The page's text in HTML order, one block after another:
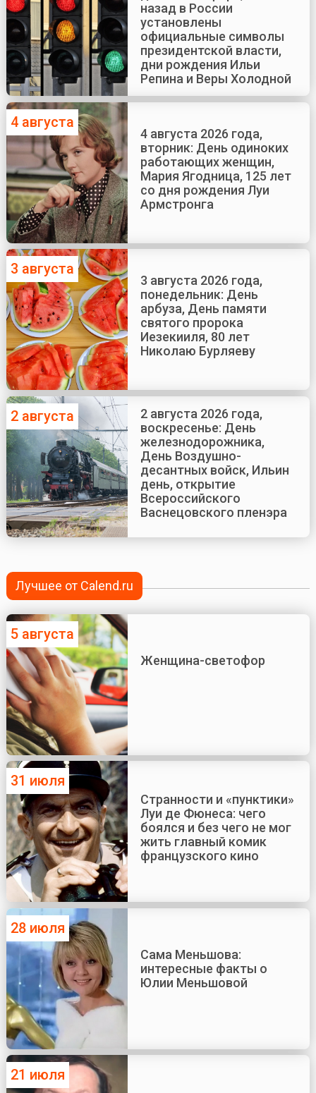
назад в России
установлены
официальные символы
президентской власти,
дни рождения Ильи
Репина и Веры Холодной
4 августа
4 августа 2026 года,
вторник: День одиноких
работающих женщин,
Мария Ягодница, 125 лет
со дня рождения Луи
Армстронга
3 августа
3 августа 2026 года,
понедельник: День
арбуза, День памяти
святого пророка
Иезекииля, 80 лет
Николаю Бурляеву
2 августа
2 августа 2026 года,
воскресенье: День
железнодорожника,
День Воздушно-
десантных войск, Ильин
день, открытие
Всероссийского
Васнецовского пленэра
Лучшее от Calend.ru
5 августа
Женщина-светофор
31 июля
Странности и «пунктики»
Луи де Фюнеса: чего
боялся и без чего не мог
жить главный комик
французского кино
28 июля
Сама Меньшова:
интересные факты о
Юлии Меньшовой
21 июля